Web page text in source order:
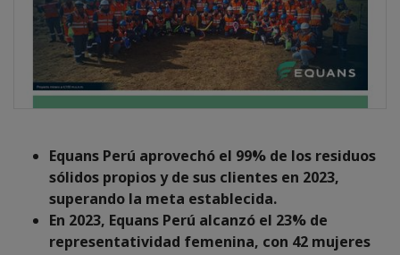
Equans Perú aprovechó el 99% de los residuos
sólidos propios y de sus clientes en 2023,
superando la meta establecida.
En 2023, Equans Perú alcanzó el 23% de
representatividad femenina, con 42 mujeres